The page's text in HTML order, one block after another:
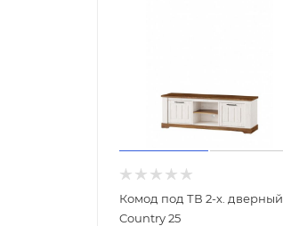
Комод под ТВ 2-х. дверный
Country 25